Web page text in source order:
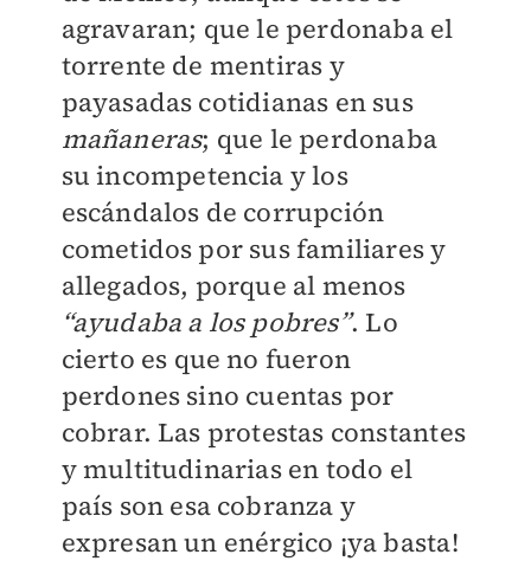
agravaran; que le perdonaba el
torrente de mentiras y
payasadas cotidianas en sus
mañaneras; que le perdonaba
su incompetencia y los
escándalos de corrupción
cometidos por sus familiares y
allegados, porque al menos
“ayudaba a los pobres”. Lo
cierto es que no fueron
perdones sino cuentas por
cobrar. Las protestas constantes
y multitudinarias en todo el
país son esa cobranza y
expresan un enérgico ¡ya basta!